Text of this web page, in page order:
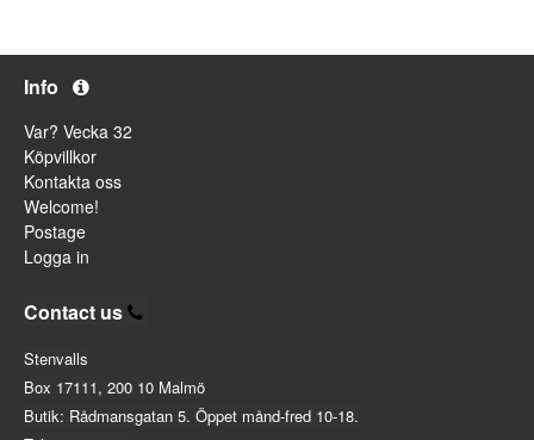
Info
Var? Vecka 32
Köpvillkor
Kontakta oss
Welcome!
Postage
Logga in
Contact us
Stenvalls
Box 17111, 200 10 Malmö
Butik: Rådmansgatan 5. Öppet månd-fred 10-18.